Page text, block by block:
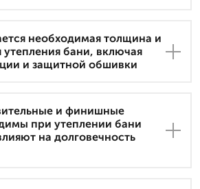
необходимая толщина и
бани, включая
и защитной обшивки
и финишные
при утеплении бани
на долговечность